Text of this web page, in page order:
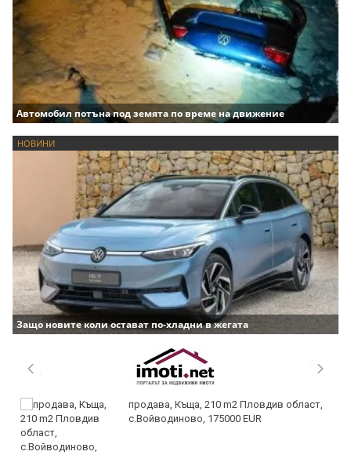
Автомобил потъна под земята по време на движение
НОВИНИ
Защо новите коли остават по-хладни в жегата
продава, Къща, 210 m2 Пловдив област,
с.Войводиново, 175000 EUR